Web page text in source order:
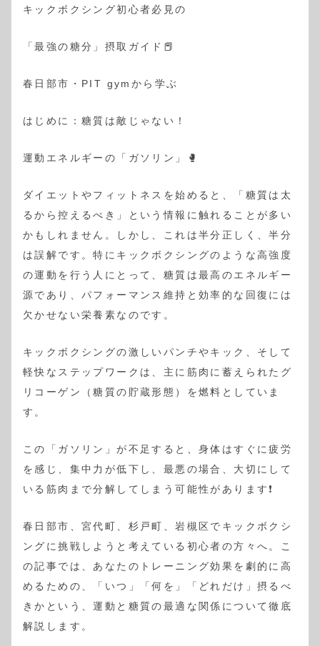
キックボクシング初心者必見の
「最強の糖分」摂取ガイド📕
春日部市・PIT gymから学ぶ
はじめに：糖質は敵じゃない！
運動エネルギーの「ガソリン」🥊
ダイエットやフィットネスを始めると、「糖質は太
るから控えるべき」という情報に触れることが多い
かもしれません。しかし、これは半分正しく、半分
は誤解です。特にキックボクシングのような高強度
の運動を行う人にとって、糖質は最高のエネルギー
源であり、パフォーマンス維持と効率的な回復には
欠かせない栄養素なのです。
キックボクシングの激しいパンチやキック、そして
軽快なステップワークは、主に筋肉に蓄えられたグ
リコーゲン（糖質の貯蔵形態）を燃料としていま
す。
この「ガソリン」が不足すると、身体はすぐに疲労
を感じ、集中力が低下し、最悪の場合、大切にして
いる筋肉まで分解してしまう可能性があります❗️
春日部市、宮代町、杉戸町、岩槻区でキックボクシ
ングに挑戦しようと考えている初心者の方々へ。こ
の記事では、あなたのトレーニング効果を劇的に高
めるための、「いつ」「何を」「どれだけ」摂るべ
きかという、運動と糖質の最適な関係について徹底
解説します。